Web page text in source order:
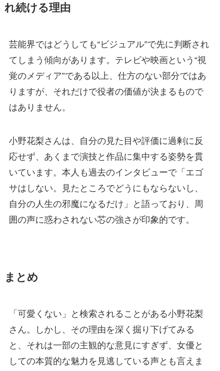
れ続ける理由
芸能界ではどうしても“ビジュアル”で先に判断され
てしまう傾向があります。テレビや映画という“視
覚のメディア”である以上、仕方のない部分ではあ
りますが、それだけで役者の価値が決まるもので
はありません。
小野花梨さんは、自分の見た目や評価に過剰に反
応せず、あくまで演技と作品に集中する姿勢を貫
いています。本人も過去のインタビューで「エゴ
サはしない。見たところでどうにもならないし、
自分の人生の邪魔になるだけ」と語っており、周
囲の声に惑わされない芯の強さが印象的です。
まとめ
「可愛くない」と検索されることがある小野花梨
さん。しかし、その理由を深く掘り下げてみる
と、それは一部の主観的な意見にすぎず、女優と
しての本質的な魅力を見逃している声とも言えま